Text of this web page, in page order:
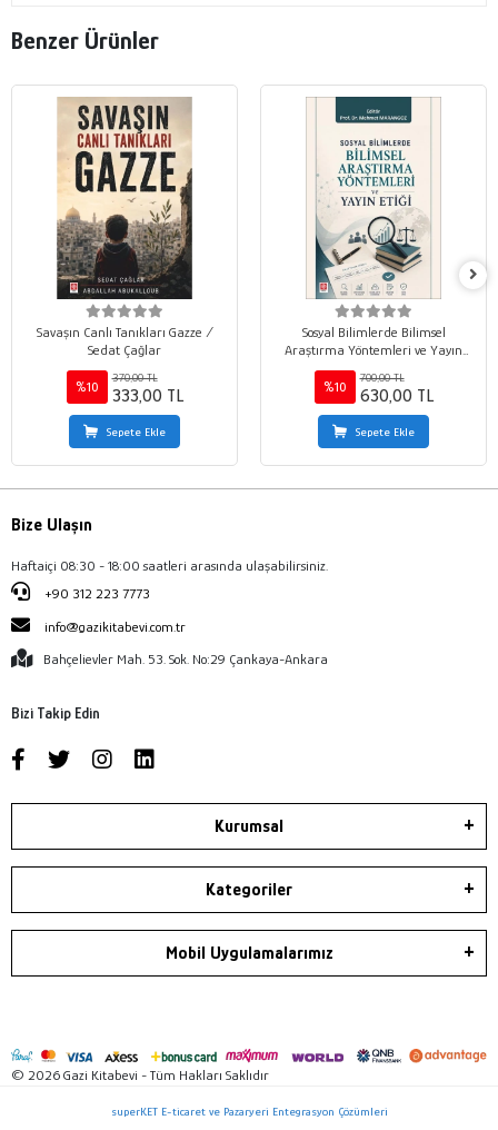
Benzer Ürünler
Savaşın Canlı Tanıkları Gazze /
Sedat Çağlar
%10
370,00 TL
333,00 TL
Sepete Ekle
Sosyal Bilimlerde Bilimsel
Araştırma Yöntemleri ve Yayın
Etiği / Mehmet Marangoz
%10
700,00 TL
630,00 TL
Sepete Ekle
Bize Ulaşın
Haftaiçi 08:30 - 18:00 saatleri arasında ulaşabilirsiniz.
+90 312 223 7773
info@gazikitabevi.com.tr
Bahçelievler Mah. 53. Sok. No:29 Çankaya-Ankara
Bizi Takip Edin
Kurumsal
Kategoriler
Mobil Uygulamalarımız
© 2026 Gazi Kitabevi - Tüm Hakları Saklıdır
superKET E-ticaret ve Pazaryeri Entegrasyon Çözümleri